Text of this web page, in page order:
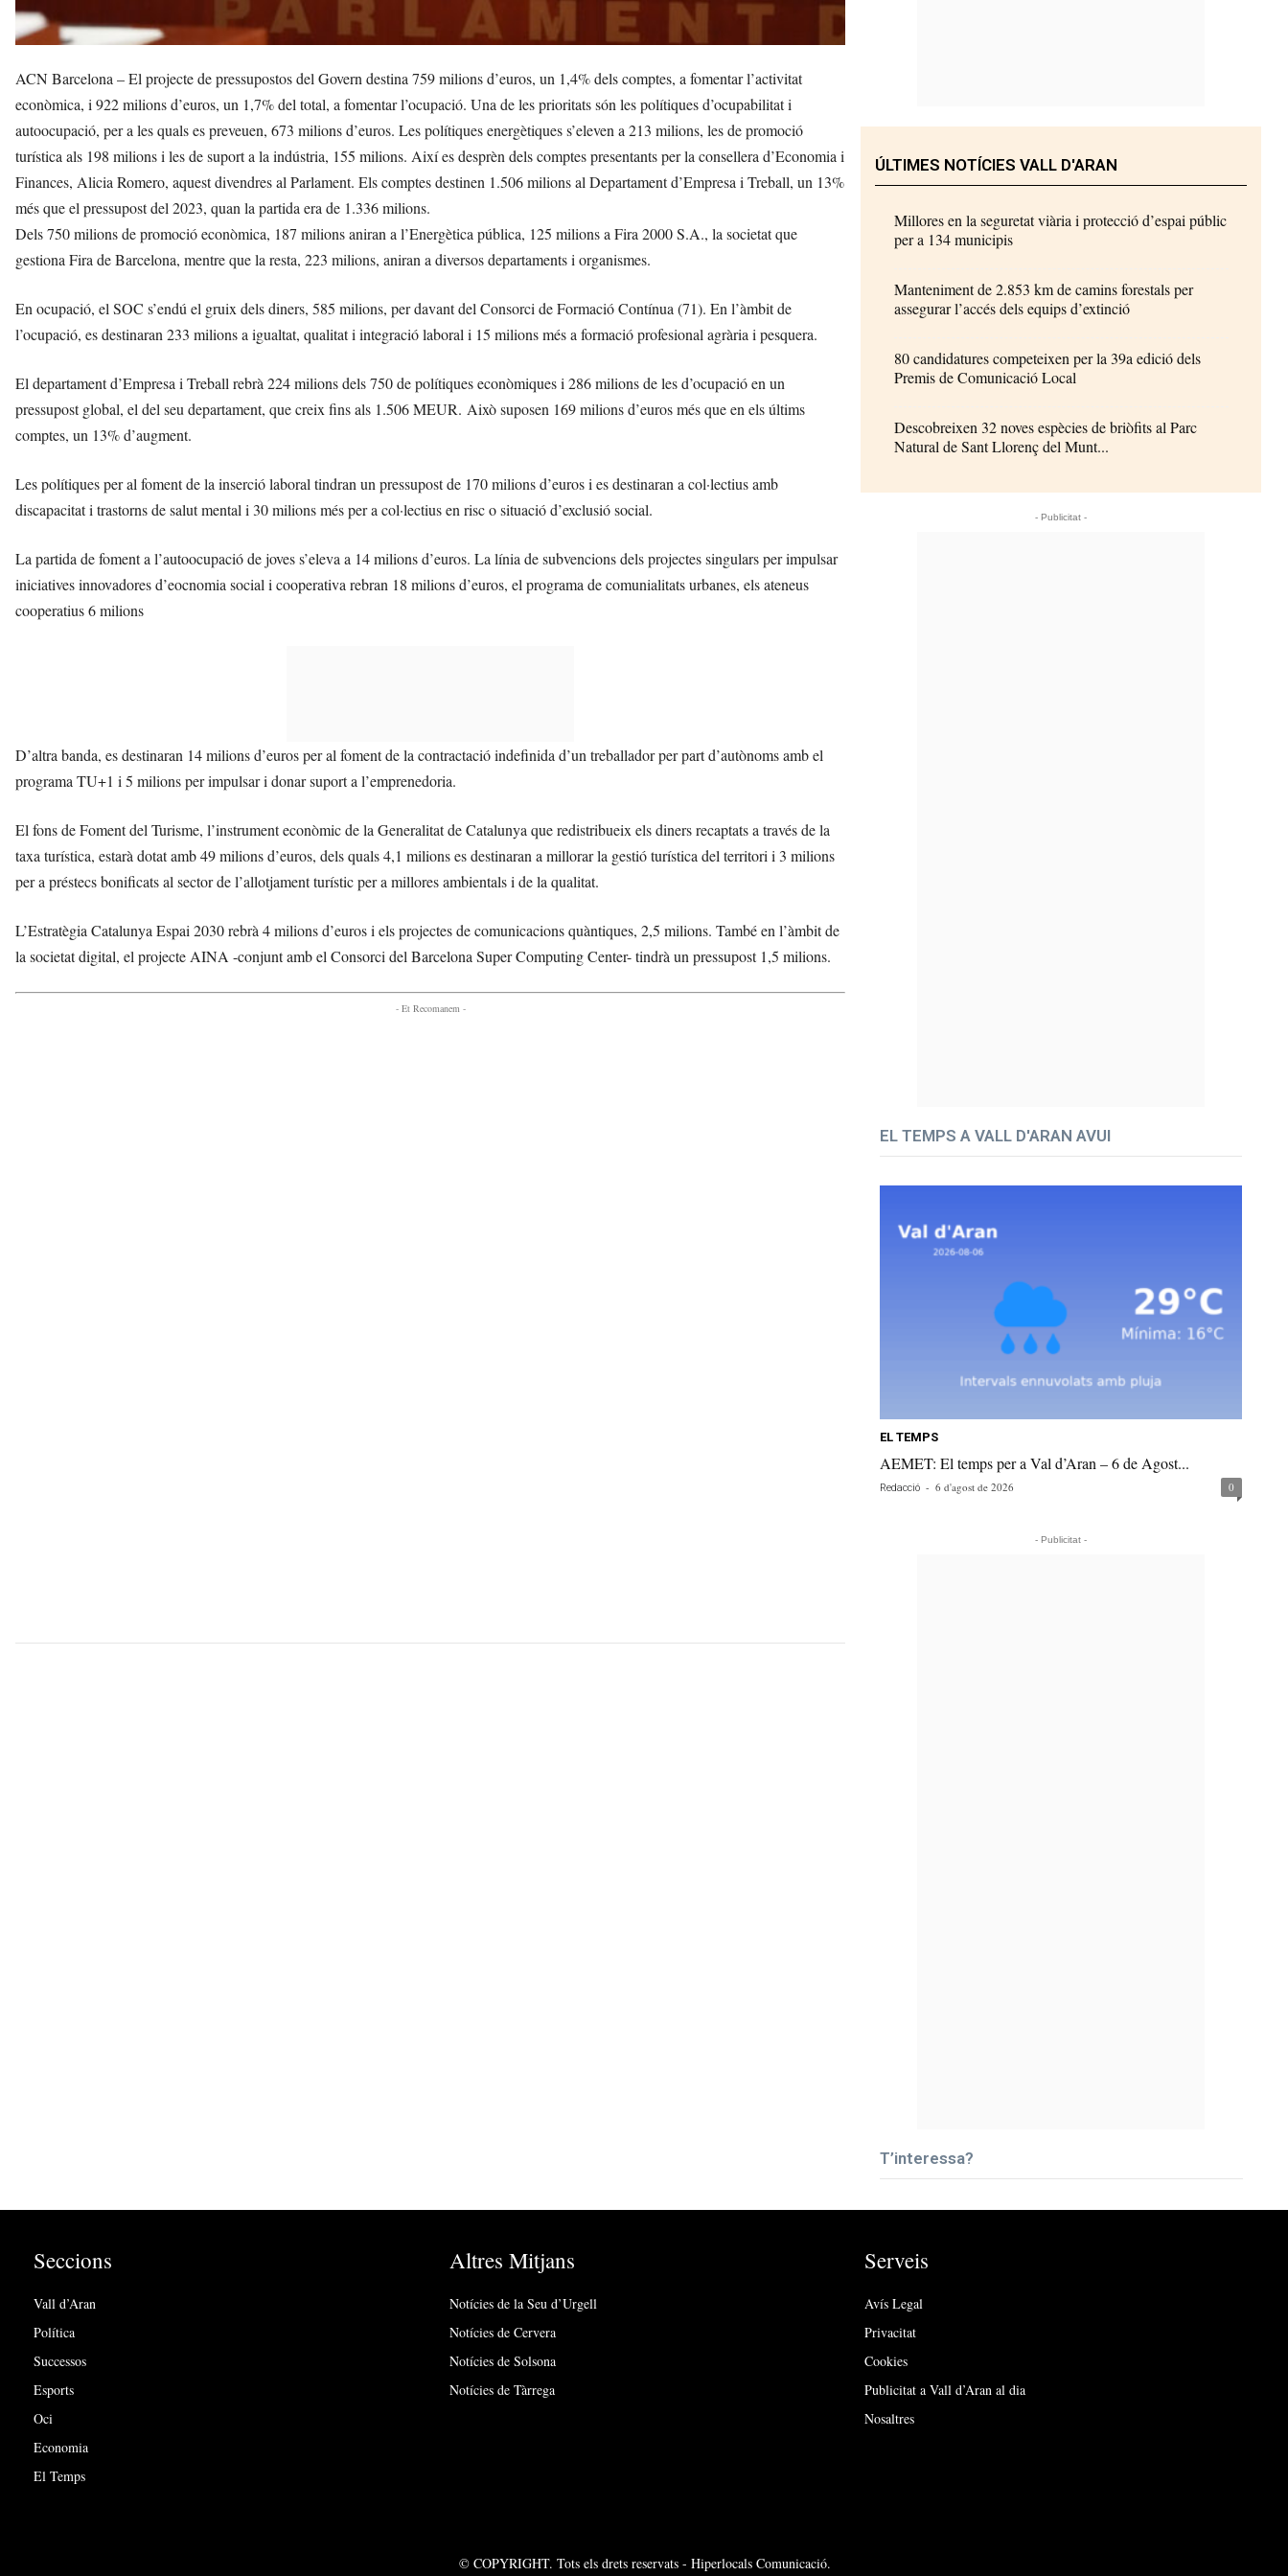
ACN Barcelona – El projecte de pressupostos del Govern destina 759 milions d’euros, un 1,4% dels comptes, a fomentar l’activitat
econòmica, i 922 milions d’euros, un 1,7% del total, a fomentar l’ocupació. Una de les prioritats són les polítiques d’ocupabilitat i
autoocupació, per a les quals es preveuen, 673 milions d’euros. Les polítiques energètiques s’eleven a 213 milions, les de promoció
turística als 198 milions i les de suport a la indústria, 155 milions. Així es desprèn dels comptes presentants per la consellera d’Economia i
Finances, Alicia Romero, aquest divendres al Parlament. Els comptes destinen 1.506 milions al Departament d’Empresa i Treball, un 13%
més que el pressupost del 2023, quan la partida era de 1.336 milions.
Dels 750 milions de promoció econòmica, 187 milions aniran a l’Energètica pública, 125 milions a Fira 2000 S.A., la societat que
gestiona Fira de Barcelona, mentre que la resta, 223 milions, aniran a diversos departaments i organismes.
En ocupació, el SOC s’endú el gruix dels diners, 585 milions, per davant del Consorci de Formació Contínua (71). En l’àmbit de
l’ocupació, es destinaran 233 milions a igualtat, qualitat i integració laboral i 15 milions més a formació profesional agrària i pesquera.
El departament d’Empresa i Treball rebrà 224 milions dels 750 de polítiques econòmiques i 286 milions de les d’ocupació en un
pressupost global, el del seu departament, que creix fins als 1.506 MEUR. Això suposen 169 milions d’euros més que en els últims
comptes, un 13% d’augment.
Les polítiques per al foment de la inserció laboral tindran un pressupost de 170 milions d’euros i es destinaran a col·lectius amb
discapacitat i trastorns de salut mental i 30 milions més per a col·lectius en risc o situació d’exclusió social.
La partida de foment a l’autoocupació de joves s’eleva a 14 milions d’euros. La línia de subvencions dels projectes singulars per impulsar
iniciatives innovadores d’eocnomia social i cooperativa rebran 18 milions d’euros, el programa de comunialitats urbanes, els ateneus
cooperatius 6 milions
D’altra banda, es destinaran 14 milions d’euros per al foment de la contractació indefinida d’un treballador per part d’autònoms amb el
programa TU+1 i 5 milions per impulsar i donar suport a l’emprenedoria.
El fons de Foment del Turisme, l’instrument econòmic de la Generalitat de Catalunya que redistribueix els diners recaptats a través de la
taxa turística, estarà dotat amb 49 milions d’euros, dels quals 4,1 milions es destinaran a millorar la gestió turística del territori i 3 milions
per a préstecs bonificats al sector de l’allotjament turístic per a millores ambientals i de la qualitat.
L’Estratègia Catalunya Espai 2030 rebrà 4 milions d’euros i els projectes de comunicacions quàntiques, 2,5 milions. També en l’àmbit de
la societat digital, el projecte AINA -conjunt amb el Consorci del Barcelona Super Computing Center- tindrà un pressupost 1,5 milions.
- Et Recomanem -
ÚLTIMES NOTÍCIES VALL D'ARAN
Millores en la seguretat viària i protecció d’espai públic
per a 134 municipis
Manteniment de 2.853 km de camins forestals per
assegurar l’accés dels equips d’extinció
80 candidatures competeixen per la 39a edició dels
Premis de Comunicació Local
Descobreixen 32 noves espècies de briòfits al Parc
Natural de Sant Llorenç del Munt...
- Publicitat -
EL TEMPS A VALL D'ARAN AVUI
EL TEMPS
AEMET: El temps per a Val d’Aran – 6 de Agost...
Redacció - 6 d'agost de 2026 0
- Publicitat -
T’interessa?
Seccions
Vall d’Aran
Política
Successos
Esports
Oci
Economia
El Temps
Altres Mitjans
Notícies de la Seu d’Urgell
Notícies de Cervera
Notícies de Solsona
Notícies de Tàrrega
Serveis
Avís Legal
Privacitat
Cookies
Publicitat a Vall d’Aran al dia
Nosaltres
© COPYRIGHT. Tots els drets reservats - Hiperlocals Comunicació.